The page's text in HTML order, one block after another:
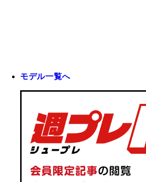
モデル一覧へ